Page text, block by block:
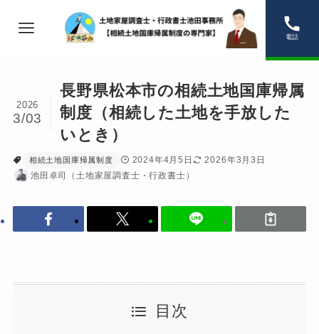
電話
長野県松本市の相続土地国庫帰属
制度（相続した土地を手放した
いとき）
2026
3/03
相続土地国庫帰属制度 2024年4月5日
2026年3月3日
池田卓司（土地家屋調査士・行政書士）
目次